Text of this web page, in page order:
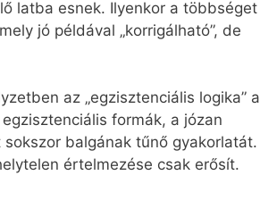
latba esnek. Ilyenkor a többséget
jó példával „korrigálható”, de
az „egzisztenciális logika” a
formák, a józan
balgának tűnő gyakorlatát.
értelmezése csak erősít.